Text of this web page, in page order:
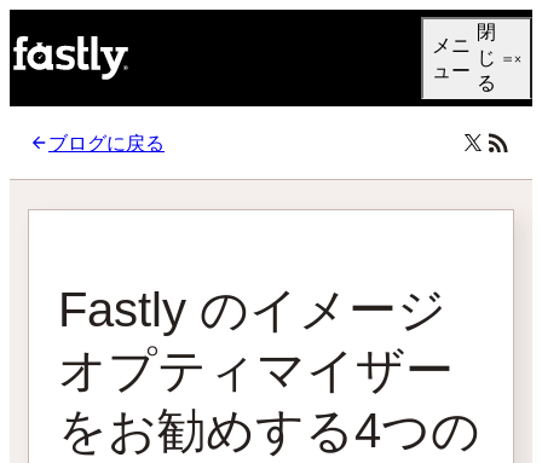
メニ
ュー
閉
じ
る
ブログに戻る
Fastly のイメージ
オプティマイザー
をお勧めする4つの